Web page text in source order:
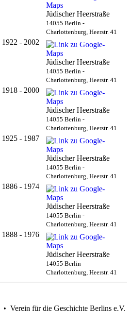
Jüdischer Heerstraße
14055 Berlin -
Charlottenburg, Heerstr. 41
1922 - 2002
Jüdischer Heerstraße
14055 Berlin -
Charlottenburg, Heerstr. 41
1918 - 2000
Jüdischer Heerstraße
14055 Berlin -
Charlottenburg, Heerstr. 41
1925 - 1987
Jüdischer Heerstraße
14055 Berlin -
Charlottenburg, Heerstr. 41
1886 - 1974
Jüdischer Heerstraße
14055 Berlin -
Charlottenburg, Heerstr. 41
1888 - 1976
Jüdischer Heerstraße
14055 Berlin -
Charlottenburg, Heerstr. 41
• Verein für die Geschichte Berlins e.V.